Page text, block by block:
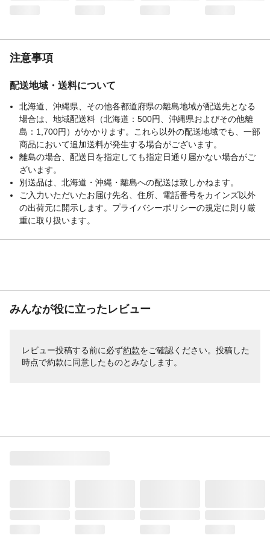
注意事項
配送地域・送料について
北海道、沖縄県、その他各都道府県の離島地域が配送先となる
場合は、地域配送料（北海道：500円、沖縄県およびその他離
島：1,700円）がかかります。これら以外の配送地域でも、一部
商品において追加送料が発生する場合がございます。
離島の場合、配送日を指定しても指定日通り届かない場合がご
ざいます。
別送品は、北海道・沖縄・離島への配送は致しかねます。
ご入力いただいたお届け先名、住所、電話番号をカインズ以外
の出荷元に開示します。プライバシーポリシーの規定に則り厳
重に取り扱います。
みんなが役に立ったレビュー
レビュー投稿する前に必ず約款をご確認ください。投稿した
時点で約款に同意したものとみなします。